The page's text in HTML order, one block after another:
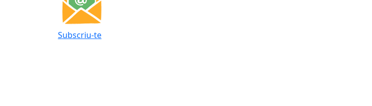
Subscriu-te